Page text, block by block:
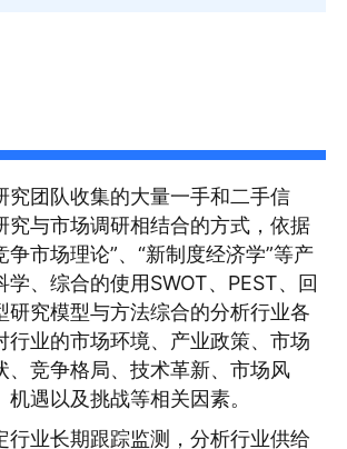
究团队收集的大量一手和二手信
究与市场调研相结合的方式，依据
争市场理论”、“新制度经济学”等产
学、综合的使用SWOT、PEST、回
研究模型与方法综合的分析行业各
行业的市场环境、产业政策、市场
、竞争格局、技术革新、市场风
遇以及挑战等相关因素。
行业长期跟踪监测，分析行业供给